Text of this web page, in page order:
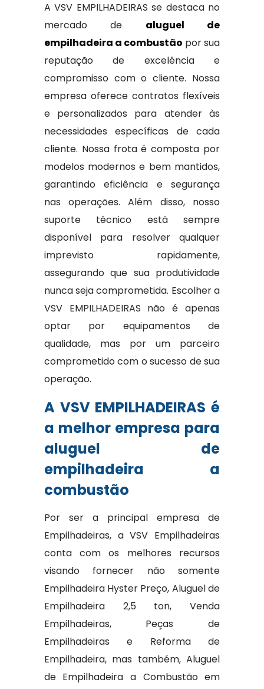
A VSV EMPILHADEIRAS se destaca no
mercado de aluguel de
empilhadeira a combustão por sua
reputação de excelência e
compromisso com o cliente. Nossa
empresa oferece contratos flexíveis
e personalizados para atender às
necessidades específicas de cada
cliente. Nossa frota é composta por
modelos modernos e bem mantidos,
garantindo eficiência e segurança
nas operações. Além disso, nosso
suporte técnico está sempre
disponível para resolver qualquer
imprevisto rapidamente,
assegurando que sua produtividade
nunca seja comprometida. Escolher a
VSV EMPILHADEIRAS não é apenas
optar por equipamentos de
qualidade, mas por um parceiro
comprometido com o sucesso de sua
operação.
A VSV EMPILHADEIRAS é
a melhor empresa para
aluguel de
empilhadeira a
combustão
Por ser a principal empresa de
Empilhadeiras, a VSV Empilhadeiras
conta com os melhores recursos
visando fornecer não somente
Empilhadeira Hyster Preço, Aluguel de
Empilhadeira 2,5 ton, Venda
Empilhadeiras, Peças de
Empilhadeiras e Reforma de
Empilhadeira, mas também, Aluguel
de Empilhadeira a Combustão em